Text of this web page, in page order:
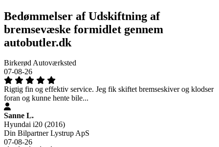
Bedømmelser af Udskiftning af
bremsevæske formidlet gennem
autobutler.dk
Birkerød Autoværksted
07-08-26
Rigtig fin og effektiv service. Jeg fik skiftet bremseskiver og klodser
foran og kunne hente bile...
Sanne L.
Hyundai i20 (2016)
Din Bilpartner Lystrup ApS
07-08-26